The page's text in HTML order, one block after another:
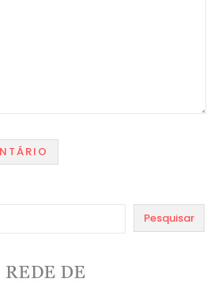
Pesquisar